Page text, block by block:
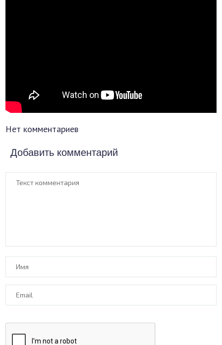
Нет комментариев
Добавить комментарий